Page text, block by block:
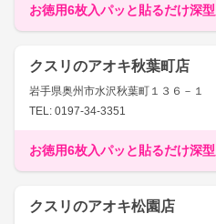
お徳用6枚入パッと貼るだけ深
クスリのアオキ秋葉町店
岩手県奥州市水沢秋葉町１３６－１
TEL: 0197-34-3351
お徳用6枚入パッと貼るだけ深
クスリのアオキ松園店